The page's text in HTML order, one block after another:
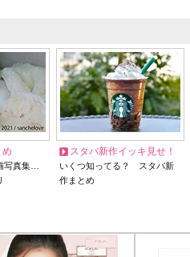
め
写真集…
スタバ新作イッキ見せ！
いくつ知ってる？ スタバ新
作まとめ